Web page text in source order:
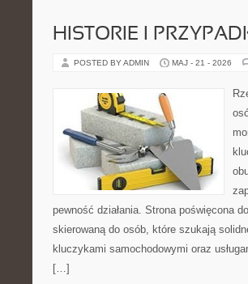
HISTORIE I
POSTED BY ADMIN MAJ - 21 - 2026
pewność działania. Strona poświęcona
skierowaną do osób, które szukają
kluczykami samochodowymi oraz
[…]